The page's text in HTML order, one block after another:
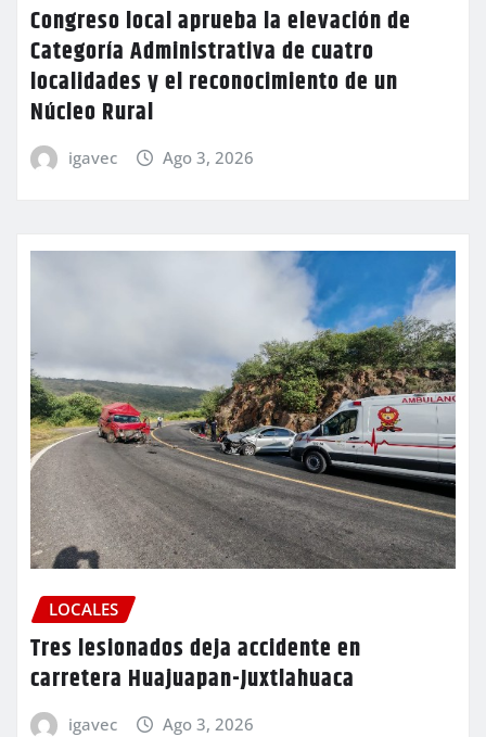
Congreso local aprueba la elevación de
Categoría Administrativa de cuatro
localidades y el reconocimiento de un
Núcleo Rural
igavec Ago 3, 2026
LOCALES
Tres lesionados deja accidente en
carretera Huajuapan-Juxtlahuaca
igavec Ago 3, 2026